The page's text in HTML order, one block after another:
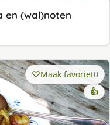
en (wal)noten
Maak favoriet0
👍